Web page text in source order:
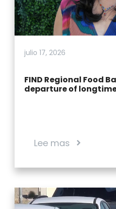
julio 17, 2026
FIND Regional Food
departure of longtime
Lee mas